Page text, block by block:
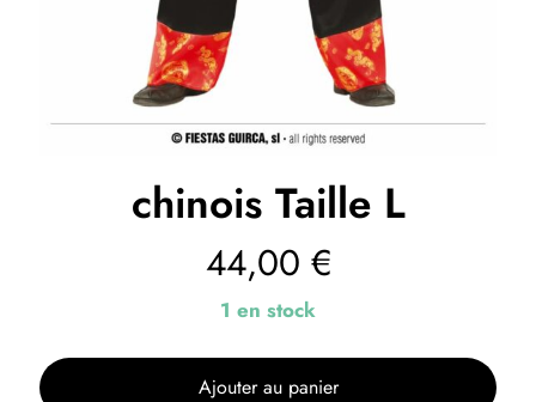
chinois Taille L
44,00 €
1 en stock
Ajouter au panier